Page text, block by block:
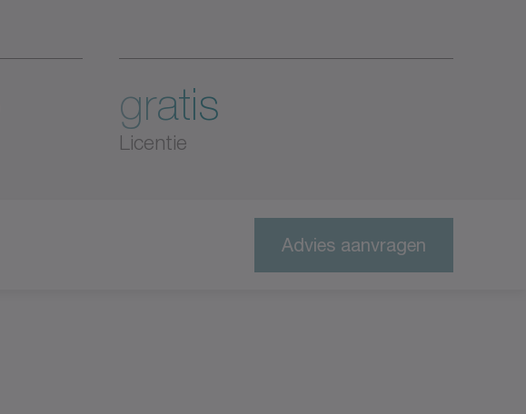
gratis
Licentie
Advies aanvragen